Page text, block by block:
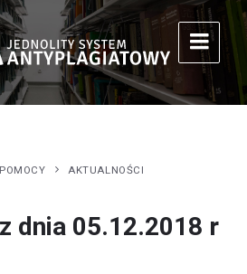
AKTUALNOŚCI
dnia 05.12.2018 r